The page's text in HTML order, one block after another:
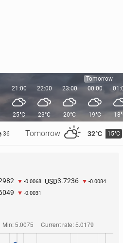
36 Tomorrow 32°C 15°C
21:00
25°C
22:00
23°C
23:00
20°C
Tomorrow
00:00
19°C
-0.0068 USD3.7236 -0.0084
-0.0031